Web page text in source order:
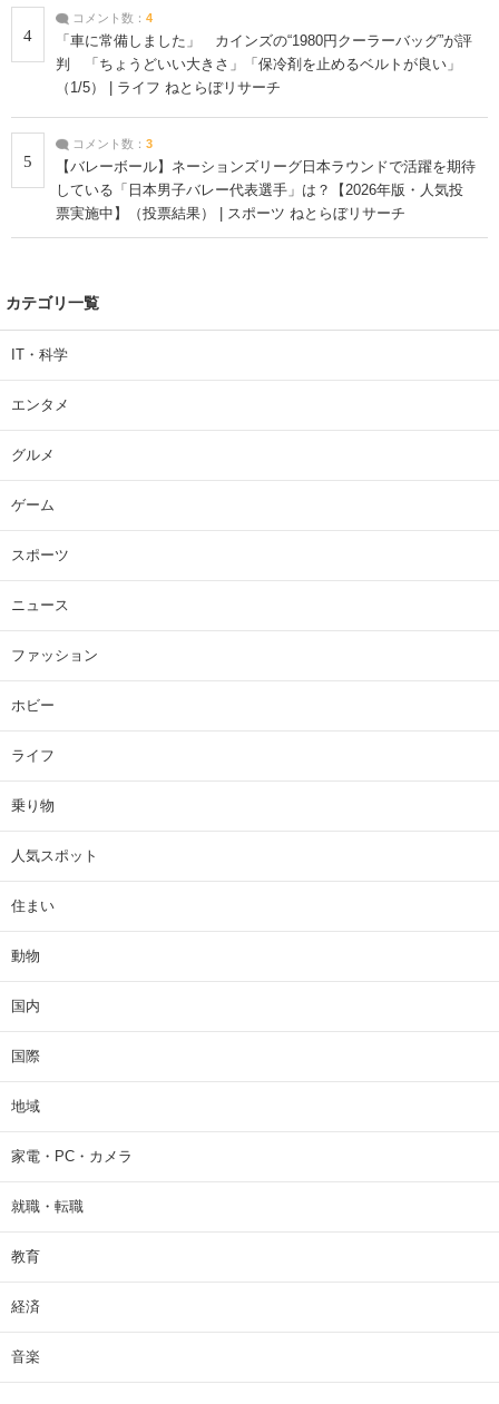
4
コメント数： 4
「車に常備しました」 カインズの“1980円クーラーバッグ”が評
判 「ちょうどいい大きさ」「保冷剤を止めるベルトが良い」
（1/5） | ライフ ねとらぼリサーチ
5
コメント数： 3
【バレーボール】ネーションズリーグ日本ラウンドで活躍を期待
している「日本男子バレー代表選手」は？【2026年版・人気投
票実施中】（投票結果） | スポーツ ねとらぼリサーチ
カテゴリ一覧
IT・科学
エンタメ
グルメ
ゲーム
スポーツ
ニュース
ファッション
ホビー
ライフ
乗り物
人気スポット
住まい
動物
国内
国際
地域
家電・PC・カメラ
就職・転職
教育
経済
音楽